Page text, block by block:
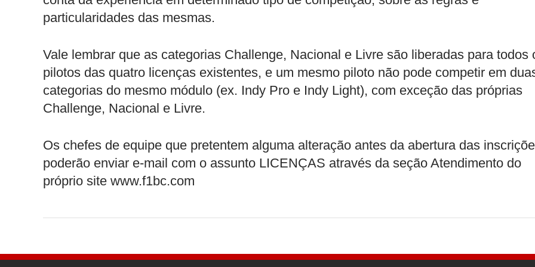
particularidades das mesmas.
Vale lembrar que as categorias Challenge, Nacional e Livre são liberadas para todos
pilotos das quatro licenças existentes, e um mesmo piloto não pode competir em
categorias do mesmo módulo (ex. Indy Pro e Indy Light), com exceção das próprias
Challenge, Nacional e Livre.
Os chefes de equipe que pretentem alguma alteração antes da abertura das
poderão enviar e-mail com o assunto LICENÇAS através da seção Atendimento do
próprio site www.f1bc.com